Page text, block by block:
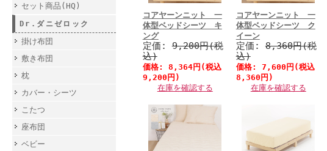
セット商品(HQ)
Dr.ダニゼロック
掛け布団
敷き布団
枕
カバー・シーツ
こたつ
座布団
ベビー
コアヤーンニット 一
体型ベッドシーツ キ
ング
定価:9,200円(税
込)
価格: 8,364円 (税込
9,200円)
在庫を確認する
コアヤーンニット 一
体型ベッドシーツ ク
イーン
定価:8,360円(税
込)
価格: 7,600円 (税込
8,360円)
在庫を確認する